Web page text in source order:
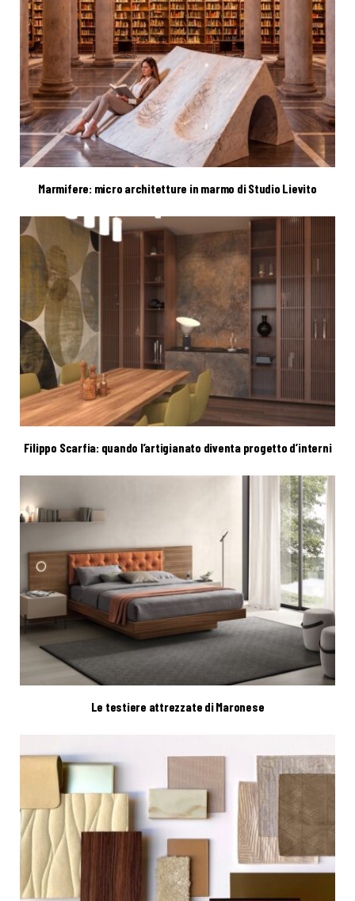
Marmifere: micro architetture in marmo di Studio Lievito
Filippo Scarfia: quando l’artigianato diventa progetto d’interni
Le testiere attrezzate di Maronese